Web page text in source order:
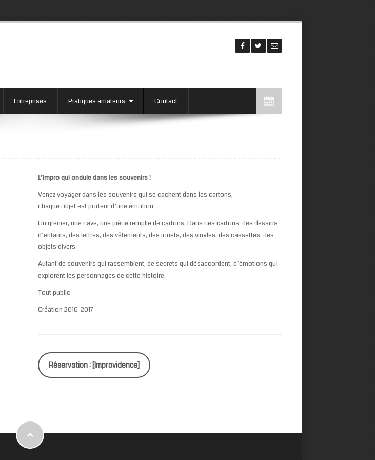
Entreprises Pratiques amateurs Contact
L’impro qui ondule dans les souvenirs !
Venez voyager dans les souvenirs qui se cachent dans les cartons,
chaque objet est porteur d’une émotion.
Un grenier, une cave, une pièce remplie de cartons. Dans ces cartons, des dessins
d’enfants, des lettres, des vêtements, des jouets, des vinyles, des cassettes, des
objets divers.
Autant de souvenirs qui rassemblent, de secrets qui désaccordent, d’émotions qui
explorent les personnages de cette histoire.
Tout public
Création 2016-2017
Réservation : [Improvidence]